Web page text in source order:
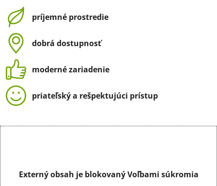
príjemné prostredie
dobrá dostupnosť
moderné zariadenie
priateľský a rešpektujúci prístup
Externý obsah je blokovaný Voľbami súkromia